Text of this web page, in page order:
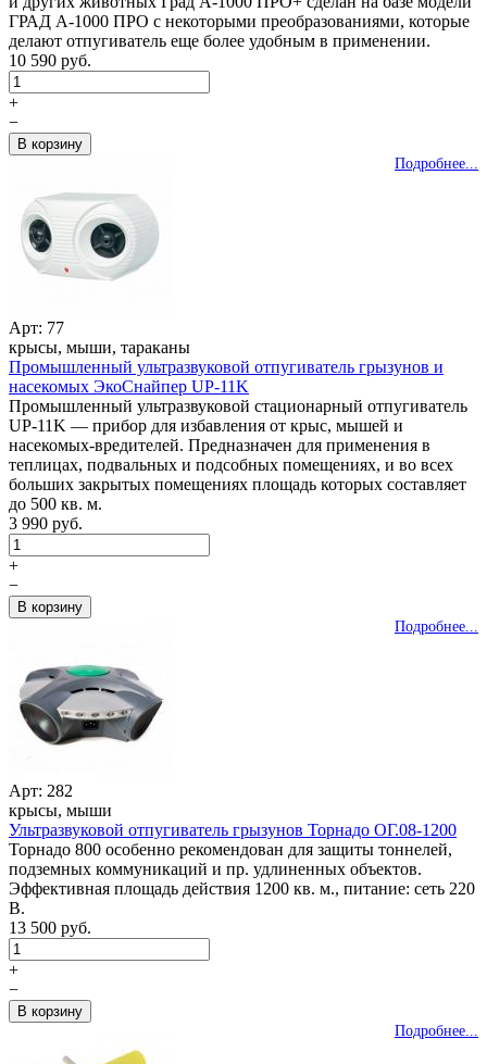
ГРАД А-1000 ПРО с некоторыми преобразованиями, которые
делают отпугиватель еще более удобным в применении.
10 590 руб.
+
−
Подробнее...
Арт: 77
крысы, мыши, тараканы
Промышленный ультразвуковой отпугиватель грызунов и
насекомых ЭкоСнайпер UP-11K
Промышленный ультразвуковой стационарный отпугиватель
UP-11K — прибор для избавления от крыс, мышей и
насекомых-вредителей. Предназначен для применения в
теплицах, подвальных и подсобных помещениях, и во всех
больших закрытых помещениях площадь которых составляет
до 500 кв. м.
3 990 руб.
+
−
Подробнее...
Арт: 282
крысы, мыши
Ультразвуковой отпугиватель грызунов Торнадо ОГ.08-1200
Торнадо 800 особенно рекомендован для защиты тоннелей,
подземных коммуникаций и пр. удлиненных объектов.
Эффективная площадь действия 1200 кв. м., питание: сеть 220
В.
13 500 руб.
+
−
Подробнее...